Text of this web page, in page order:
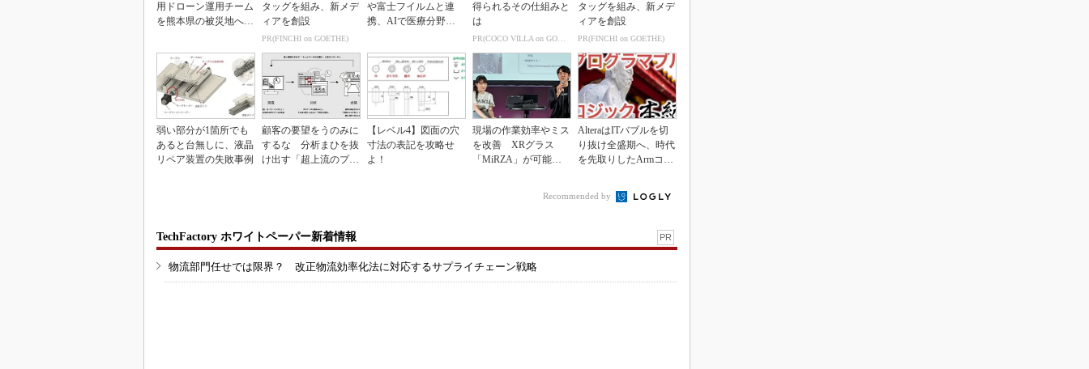
用ドローン運用チーム
を熊本県の被災地へ派
タッグを組み、新メデ
ィアを創設
PR(FINCHI on GOETHE)
や富士フイルムと連
携、AIで医療分野支
得られるその仕組みと
は
PR(COCO VILLA on GOETHE)
タッグを組み、新メデ
ィアを創設
PR(FINCHI on GOETHE)
弱い部分が1箇所でも
あると台無しに、液晶
リペア装置の失敗事例
顧客の要望をうのみに
するな 分析まひを抜
け出す「超上流のプロ
【レベル4】図面の穴
寸法の表記を攻略せ
よ！
現場の作業効率やミス
を改善 XRグラス
「MiRZA」が可能に
AlteraはITバブルを切
り抜け全盛期へ、時代
を先取りしたArmコア
Recommended by
TechFactory ホワイトペーパー新着情報 PR
物流部門任せでは限界？ 改正物流効率化法に対応するサプライチェーン戦略